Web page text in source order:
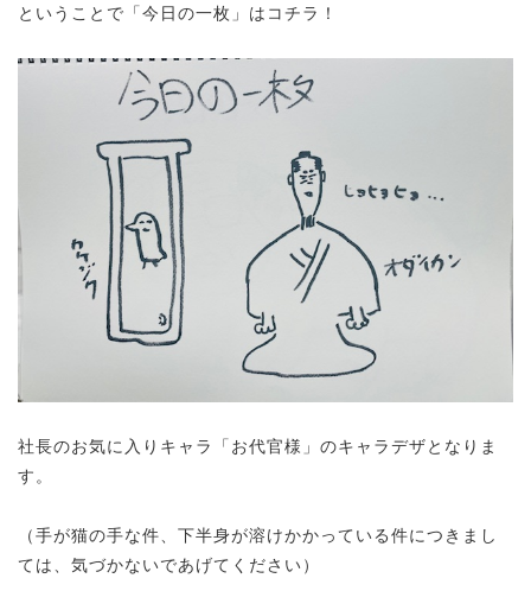
ということで「今日の一枚」はコチラ！
社長のお気に入りキャラ「お代官様」のキャラデザとなりま
す。
（手が猫の手な件、下半身が溶けかかっている件につきまし
ては、気づかないであげてください）